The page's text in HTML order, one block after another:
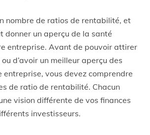
nombre de ratios de rentabilité, et
donner un aperçu de la santé
entreprise. Avant de pouvoir attirer
d’avoir un meilleur aperçu des
vous devez comprendre
de ratio de rentabilité. Chacun
vision différente de vos finances
investisseurs.